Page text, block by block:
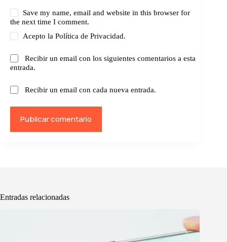
Save my name, email and website in this browser for
the next time I comment.
Acepto laPolítica de Privacidad.
Recibir un email con los siguientes comentarios a esta
entrada.
Recibir un email con cada nueva entrada.
Publicar comentario
Entradas relacionadas